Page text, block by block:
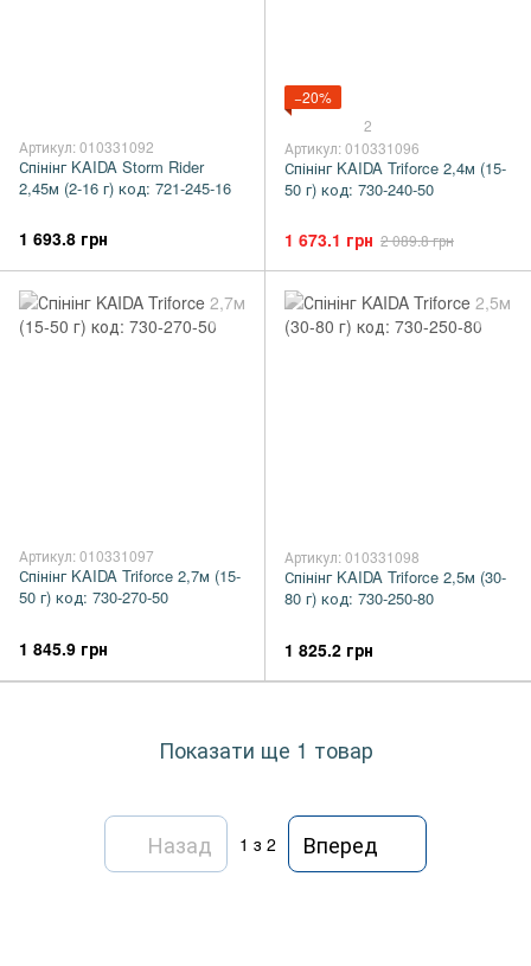
Артикул: 010331092
Спінінг KAIDA Storm Rider
2,45м (2-16 г) код: 721-245-16
1 693.8 грн
−20%
2
Артикул: 010331096
Спінінг KAIDA Triforce 2,4м (15-
50 г) код: 730-240-50
1 673.1 грн 2 089.8 грн
Артикул: 010331097
Спінінг KAIDA Triforce 2,7м (15-
50 г) код: 730-270-50
1 845.9 грн
Артикул: 010331098
Спінінг KAIDA Triforce 2,5м (30-
80 г) код: 730-250-80
1 825.2 грн
Показати ще 1 товар
Назад 1 з 2 Вперед